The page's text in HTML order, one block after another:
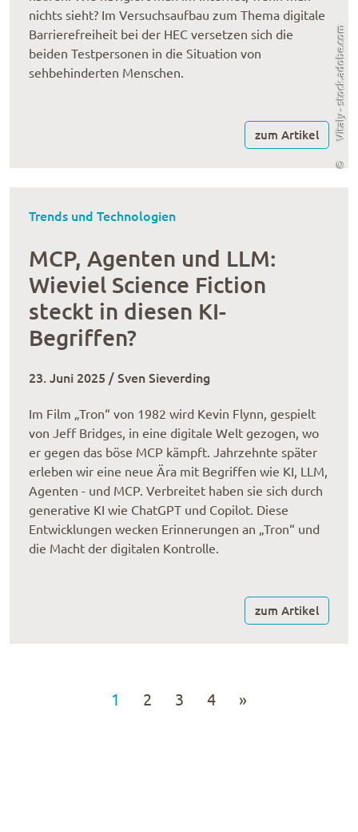
nichts sieht? Im Versuchsaufbau zum Thema digitale
Barrierefreiheit bei der HEC versetzen sich die
beiden Testpersonen in die Situation von
sehbehinderten Menschen.
zum Artikel
©
Vitaly - stock.adobe.com
Trends und Technologien
MCP, Agenten und LLM:
Wieviel Science Fiction
steckt in diesen KI-
Begriffen?
23. Juni 2025 / Sven Sieverding
Im Film „Tron“ von 1982 wird Kevin Flynn, gespielt
von Jeff Bridges, in eine digitale Welt gezogen, wo
er gegen das böse MCP kämpft. Jahrzehnte später
erleben wir eine neue Ära mit Begriffen wie KI, LLM,
Agenten - und MCP. Verbreitet haben sie sich durch
generative KI wie ChatGPT und Copilot. Diese
Entwicklungen wecken Erinnerungen an „Tron“ und
die Macht der digitalen Kontrolle.
zum Artikel
1 2 3 4 »